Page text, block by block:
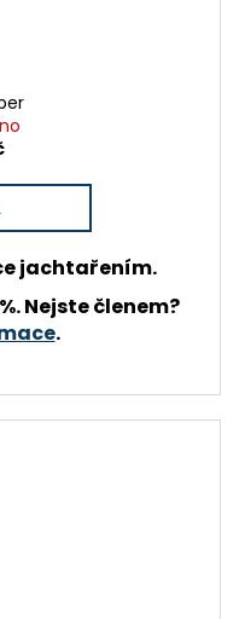
jachtařením.
Nejste členem?
.